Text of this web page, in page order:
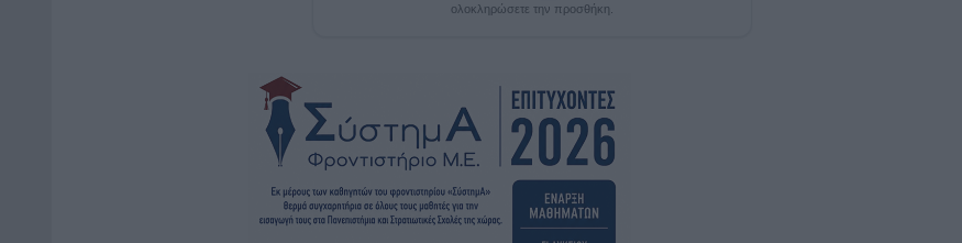
ολοκληρώσετε την προσθήκη.